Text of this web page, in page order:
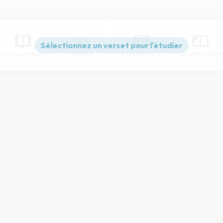
Commentaires Strong Dictionnaire Versets